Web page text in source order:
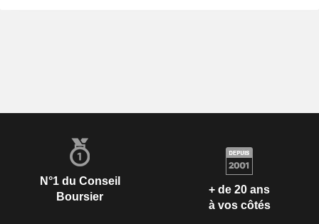
N°1 du Conseil
Boursier
+ de 20 ans
à vos côtés